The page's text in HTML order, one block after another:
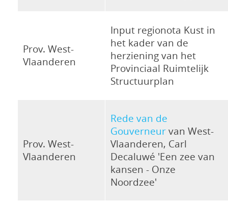
Prov. West-
Vlaanderen
Input regionota Kust in
het kader van de
herziening van het
Provinciaal Ruimtelijk
Structuurplan
Prov. West-
Vlaanderen
Rede van de
Gouverneurvan West-
Vlaanderen, Carl
Decaluwé 'Een zee van
kansen - Onze
Noordzee'